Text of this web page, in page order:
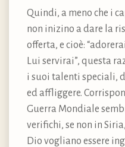
Quindi, a meno che i
non inizino a dare la
offerta, e cioè:
Lui servirai”, questa
i suoi talenti speciali,
ed affliggere.
Guerra Mondiale
verifichi, se non in
Dio vogliano essere